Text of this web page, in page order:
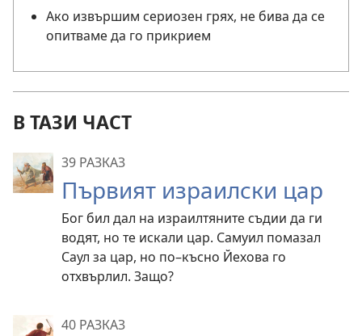
Ако извършим сериозен грях, не бива да се
опитваме да го прикрием
В ТАЗИ ЧАСТ
39 РАЗКАЗ
Първият израилски цар
Бог бил дал на израилтяните съдии да ги
водят, но те искали цар. Самуил помазал
Саул за цар, но по–късно Йехова го
отхвърлил. Защо?
40 РАЗКАЗ